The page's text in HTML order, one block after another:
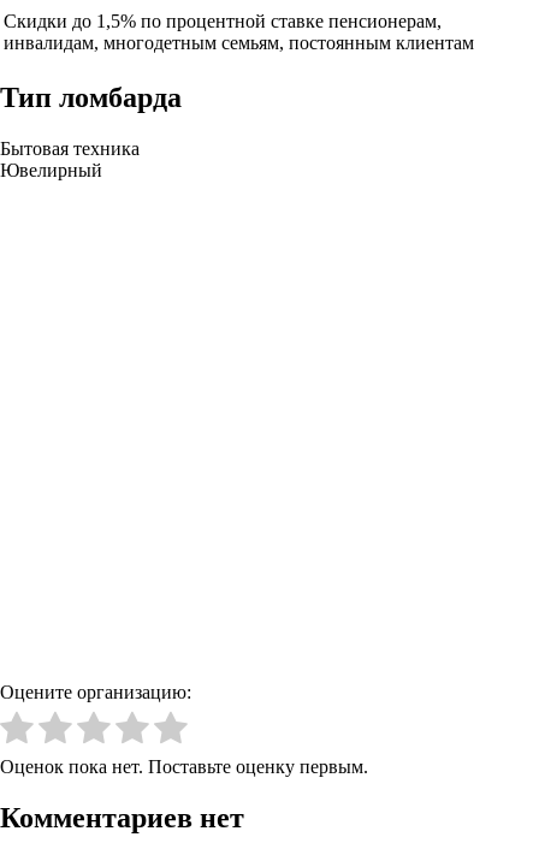
Скидки до 1,5% по процентной ставке пенсионерам,
инвалидам, многодетным семьям, постоянным клиентам
Тип ломбарда
Бытовая техника
Ювелирный
Оцените организацию:
Оценок пока нет. Поставьте оценку первым.
Комментариев нет